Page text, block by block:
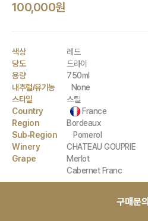
100,000원
색상
레드
당도
드라이
용량
750ml
내추럴/유기농
None
스타일
스틸
Country
France
Region
Bordeaux
Sub-Region
Pomerol
Winery
CHATEAU GOUPRIE
Grape
Merlot
Cabernet Franc
구매문의